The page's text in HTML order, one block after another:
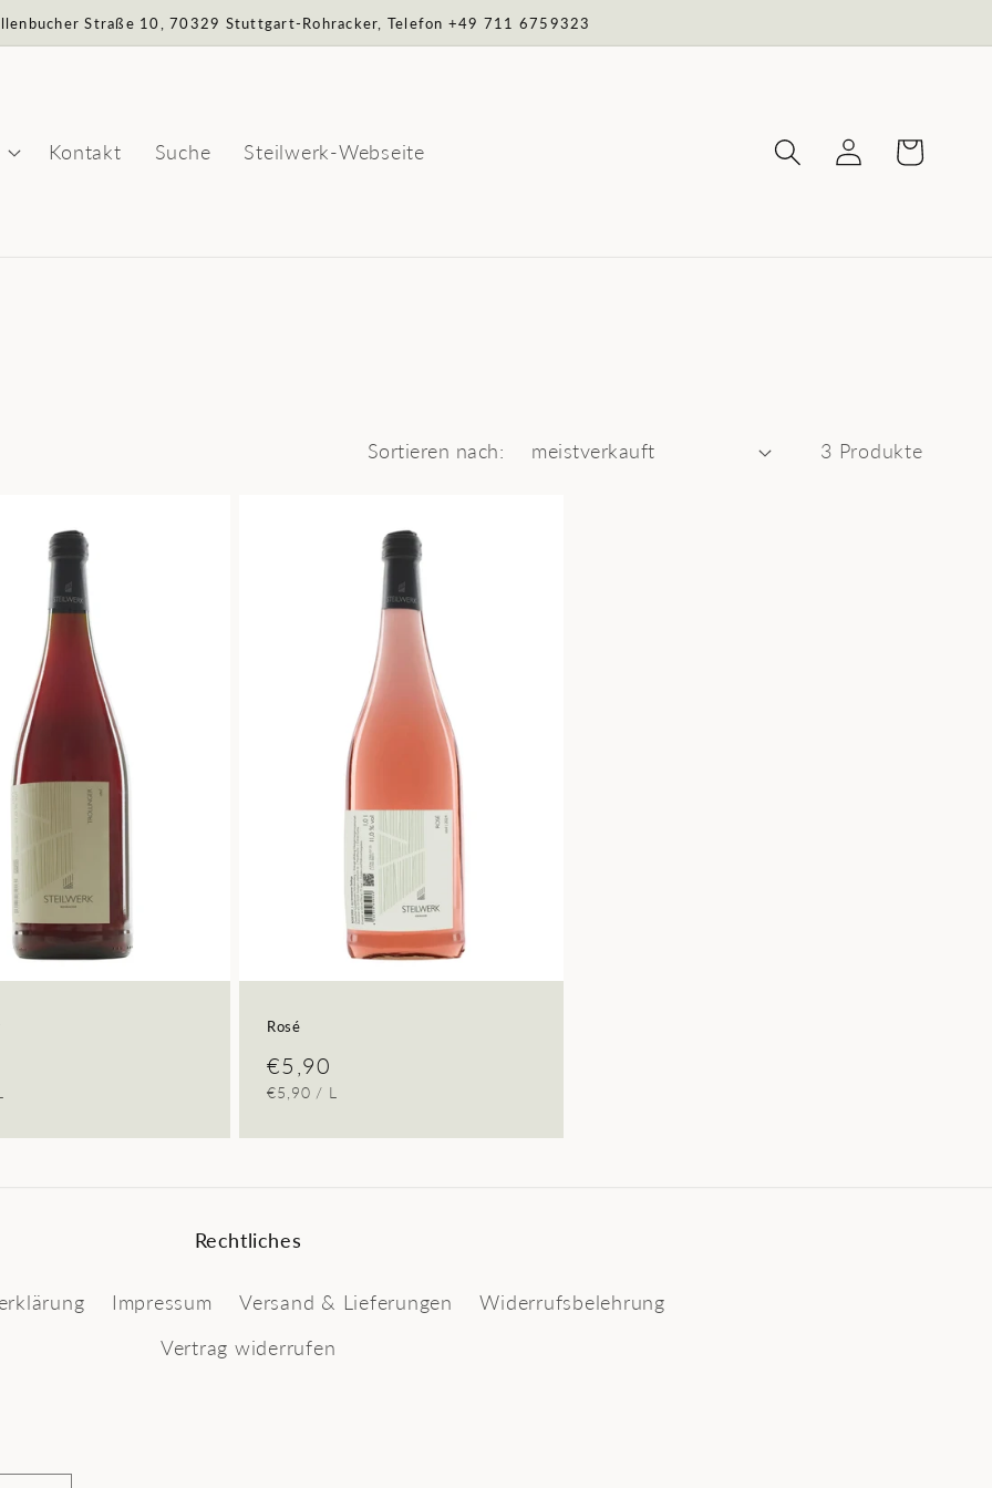
Straße 10, 70329 Stuttgart-Rohracker, Telefon +49 711 6759323
Kontakt Suche Steilwerk-Webseite EinloggenWarenkorb
Sortieren nach: 3 Produkte
Rosé
Normaler
Preis
€5,90
GRUNDPREIS
€5,90 / PRO
L
Rechtliches
Impressum Versand & Lieferungen
Widerrufsbelehrung
Vertrag widerrufen